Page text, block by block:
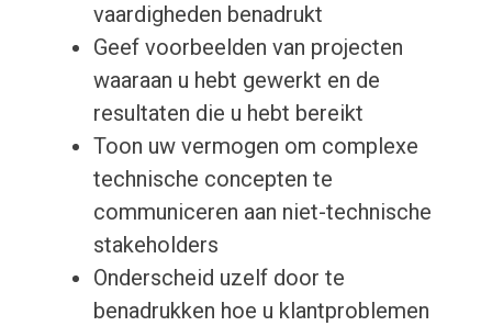
vaardigheden benadrukt
Geef voorbeelden van projecten
waaraan u hebt gewerkt en de
resultaten die u hebt bereikt
Toon uw vermogen om complexe
technische concepten te
communiceren aan niet-technische
stakeholders
Onderscheid uzelf door te
benadrukken hoe u klantproblemen